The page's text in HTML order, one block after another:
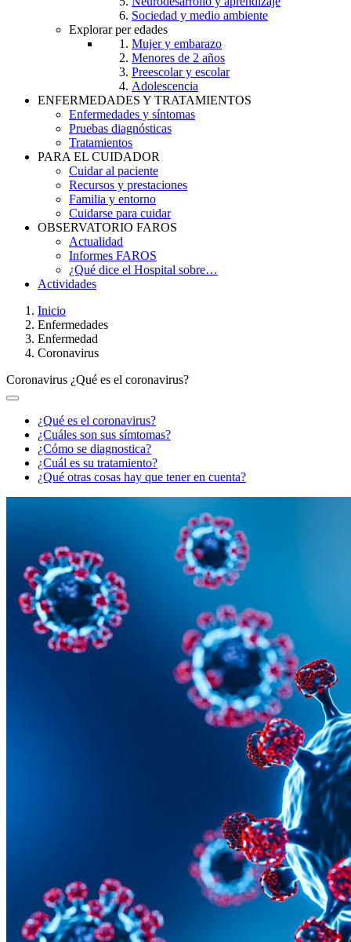
Sociedad y medio ambiente
Explorar per edades
Mujer y embarazo
Menores de 2 años
Preescolar y escolar
Adolescencia
ENFERMEDADES Y TRATAMIENTOS
Enfermedades y síntomas
Pruebas diagnósticas
Tratamientos
PARA EL CUIDADOR
Cuidar al paciente
Recursos y prestaciones
Familia y entorno
Cuidarse para cuidar
OBSERVATORIO FAROS
Actualidad
Informes FAROS
¿Qué dice el Hospital sobre…
Actividades
Breadcrumb
Inicio
Enfermedades
Enfermedad
Coronavirus
Coronavirus ¿Qué es el coronavirus?
¿Qué es el coronavirus?
¿Cuáles son sus símtomas?
¿Cómo se diagnostica?
¿Cuál es su tratamiento?
¿Qué otras cosas hay que tener en cuenta?